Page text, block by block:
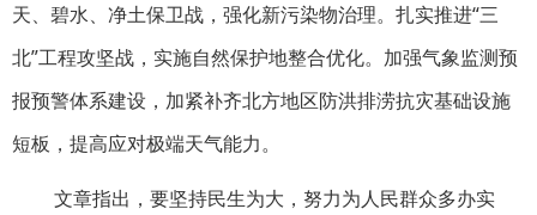
天、碧水、净土保卫战，强化新污染物治理。扎实推进“三
北”工程攻坚战，实施自然保护地整合优化。加强气象监测预
报预警体系建设，加紧补齐北方地区防洪排涝抗灾基础设施
短板，提高应对极端天气能力。
文章指出，要坚持民生为大，努力为人民群众多办实